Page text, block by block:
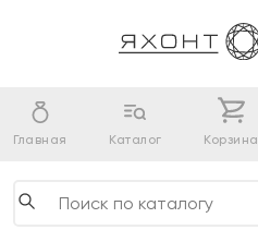
Главная Каталог Корзина